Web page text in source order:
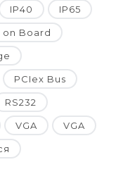
IP40 IP65
on Board
PCIex Bus
RS232
VGA VGA